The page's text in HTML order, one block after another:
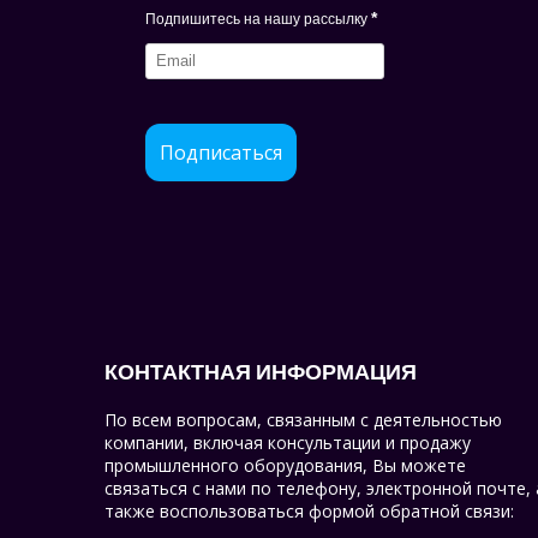
Подпишитесь на нашу рассылку *
Подписаться
КОНТАКТНАЯ ИНФОРМАЦИЯ
По всем вопросам, связанным с деятельностью
компании, включая консультации и продажу
промышленного оборудования, Вы можете
связаться с нами по телефону, электронной почте,
также воспользоваться формой обратной связи: